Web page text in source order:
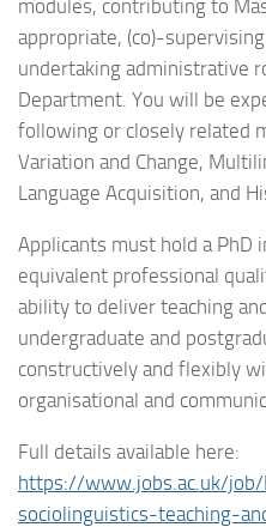
modules, contributing to
appropriate, (co)-
undertaking administrative
Department. You will be
following or closely related
Variation and Change,
Language Acquisition, and
Applicants must hold a PhD
equivalent professional
ability to deliver teaching
undergraduate and
constructively and flexibly
organisational and
Full details available here:
https://www.jobs.ac.uk/
sociolinguistics-teaching-